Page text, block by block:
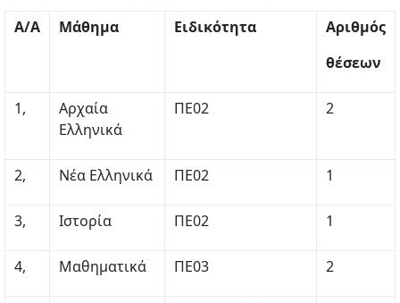
A/A Μάθημα Ειδικότητα
Αριθμός
θέσεων
1,
Αρχαία
Ελληνικά
ΠΕ02 2
2, Νέα Ελληνικά ΠΕ02 1
3, Ιστορία ΠΕ02 1
4, Μαθηματικά ΠΕ03 2